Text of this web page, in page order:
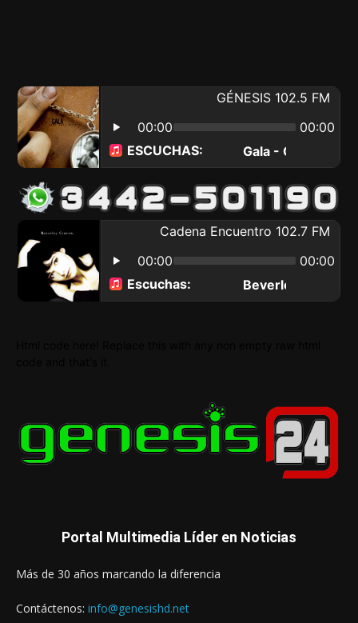
Portal Multimedia Líder en Noticias
Más de 30 años marcando la diferencia
Contáctenos: info@genesishd.net